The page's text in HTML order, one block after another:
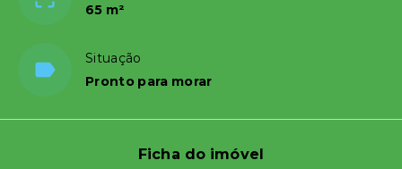
65 m²
Situação
Pronto para morar
Ficha do imóvel